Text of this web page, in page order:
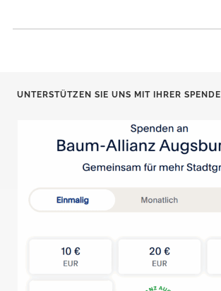
UNTERSTÜTZEN SIE UNS MIT IHRER SPENDE